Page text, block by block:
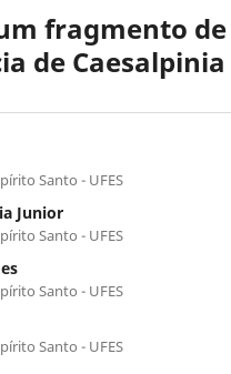
fragmento
de
Santo - UFES
Junior
Santo - UFES
Santo - UFES
Santo - UFES